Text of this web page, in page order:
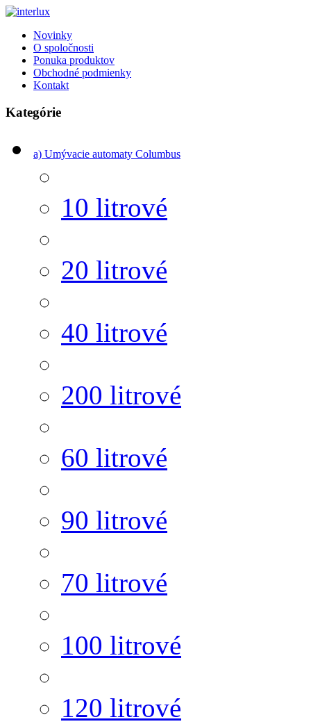
Novinky
O spoločnosti
Ponuka produktov
Obchodné podmienky
Kontakt
Kategórie
a) Umývacie automaty Columbus
10 litrové
20 litrové
40 litrové
200 litrové
60 litrové
90 litrové
70 litrové
100 litrové
120 litrové